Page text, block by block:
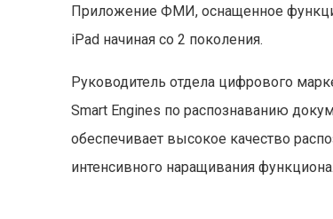
Приложение ФМИ, оснащенное
iPad начиная со 2 поколения.
Руководитель отдела цифрового
Smart Engines по распознаванию
обеспечивает высокое качество
интенсивного наращивания